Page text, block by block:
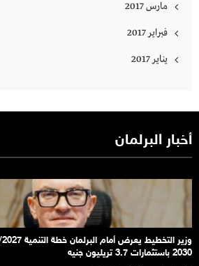
مارس 2017
فبراير 2017
يناير 2017
أخبار البرلمان
2030 باستثمارات 3.7 تريليون جنيه